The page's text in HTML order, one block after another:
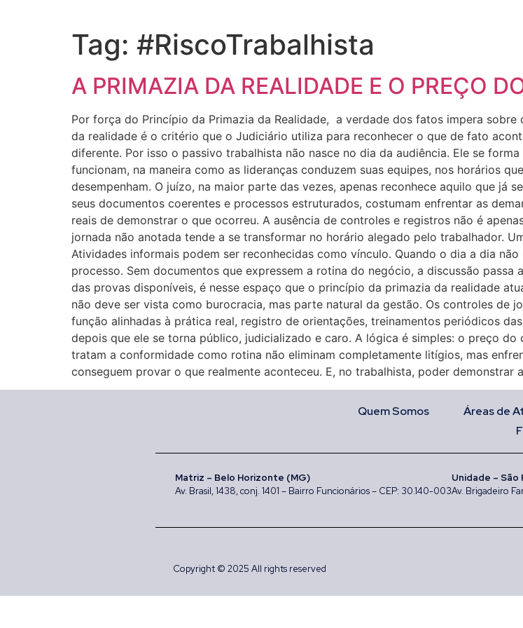
Tag: #RiscoTrabalhista
A PRIMAZIA DA REALIDADE E O PREÇO
Por força do Princípio da Primazia da Realidade, a verdade dos fatos impera
da realidade é o critério que o Judiciário utiliza para reconhecer o que de fato
diferente. Por isso o passivo trabalhista não nasce no dia da audiência. Ele se
funcionam, na maneira como as lideranças conduzem suas equipes, nos horários
desempenham. O juízo, na maior parte das vezes, apenas reconhece aquilo que já
seus documentos coerentes e processos estruturados, costumam enfrentar as
reais de demonstrar o que ocorreu. A ausência de controles e registros não é
jornada não anotada tende a se transformar no horário alegado pelo trabalhador.
Atividades informais podem ser reconhecidas como vínculo. Quando o dia a dia
processo. Sem documentos que expressem a rotina do negócio, a discussão
das provas disponíveis, é nesse espaço que o princípio da primazia da realidade
não deve ser vista como burocracia, mas parte natural da gestão. Os controles de
função alinhadas à prática real, registro de orientações, treinamentos periódicos
depois que ele se torna público, judicializado e caro. A lógica é simples: o preço
tratam a conformidade como rotina não eliminam completamente litígios, mas
conseguem provar o que realmente aconteceu. E, no trabalhista, poder demonstrar
Quem Somos Áreas de
Matriz – Belo Horizonte (MG)
Av. Brasil, 1438, conj. 1401 – Bairro Funcionários – CEP: 30.140-003
Unidade – São
Av. Brigadeiro
Copyright © 2025 All rights reserved